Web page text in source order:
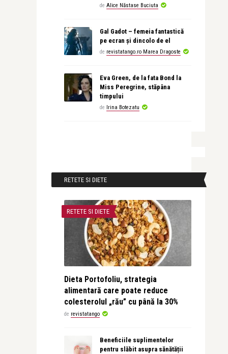
de Alice Năstase Buciuta
Gal Gadot – femeia fantastică
pe ecran și dincolo de el
de revistatango.ro Marea Dragoste
Eva Green, de la fata Bond la
Miss Peregrine, stăpâna
timpului
de Irina Botezatu
RETETE SI DIETE
RETETE SI DIETE
Dieta Portofoliu, strategia
alimentară care poate reduce
colesterolul „rău” cu până la 30%
de revistatango
Beneficiile suplimentelor
pentru slăbit asupra sănătății